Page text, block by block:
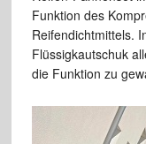
Funktion des
Reifendichtmittels.
Flüssigkautschuk
die Funktion zu